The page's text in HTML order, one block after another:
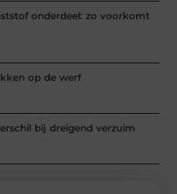
onderdeel: zo voorkomt
op de werf
bij dreigend verzuim